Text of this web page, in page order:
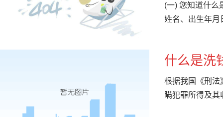
(一) 您知道什么
姓名、出生年月
什么是洗
根据我国《刑法
瞒犯罪所得及